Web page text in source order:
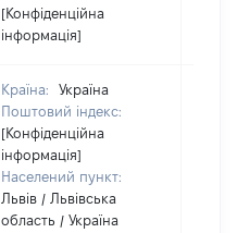
[Конфіденційна
інформація]
Країна:
Україна
Поштовий індекс:
[Конфіденційна
інформація]
Населений пункт:
Львів / Львівська
область / Україна